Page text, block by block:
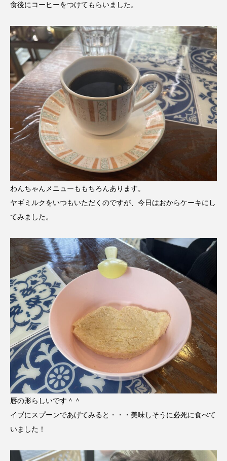
食後にコーヒーをつけてもらいました。
わんちゃんメニューももちろんあります。
ヤギミルクをいつもいただくのですが、今日はおからケーキにし
てみました。
唇の形らしいです＾＾
イブにスプーンであげてみると・・・美味しそうに必死に食べて
いました！